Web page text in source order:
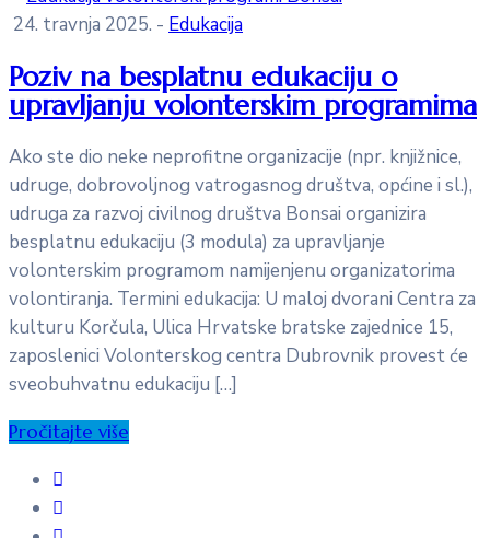
24. travnja 2025. - Edukacija
Poziv na besplatnu edukaciju o
upravljanju volonterskim programima
Ako ste dio neke neprofitne organizacije (npr. knjižnice,
udruge, dobrovoljnog vatrogasnog društva, općine i sl.),
udruga za razvoj civilnog društva Bonsai organizira
besplatnu edukaciju (3 modula) za upravljanje
volonterskim programom namijenjenu organizatorima
volontiranja. Termini edukacija: U maloj dvorani Centra za
kulturu Korčula, Ulica Hrvatske bratske zajednice 15,
zaposlenici Volonterskog centra Dubrovnik provest će
sveobuhvatnu edukaciju […]
Pročitajte više